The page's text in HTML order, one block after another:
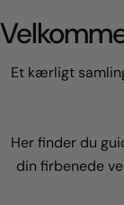
Et kærligt
Her finder du
din firbenede